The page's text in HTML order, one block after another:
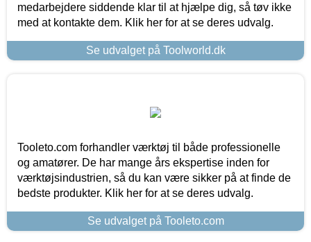
medarbejdere siddende klar til at hjælpe dig, så tøv ikke
med at kontakte dem. Klik her for at se deres udvalg.
Se udvalget på Toolworld.dk
Tooleto.com forhandler værktøj til både professionelle
og amatører. De har mange års ekspertise inden for
værktøjsindustrien, så du kan være sikker på at finde de
bedste produkter. Klik her for at se deres udvalg.
Se udvalget på Tooleto.com